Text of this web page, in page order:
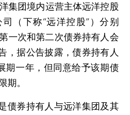
团境内运营主体远洋控股
（下称“远洋控股”）分别
一次和第二次债券持有人会
，据公告披露，债券持有人
期一年，但同意给予该期债
期。
券持有人与远洋集团及其